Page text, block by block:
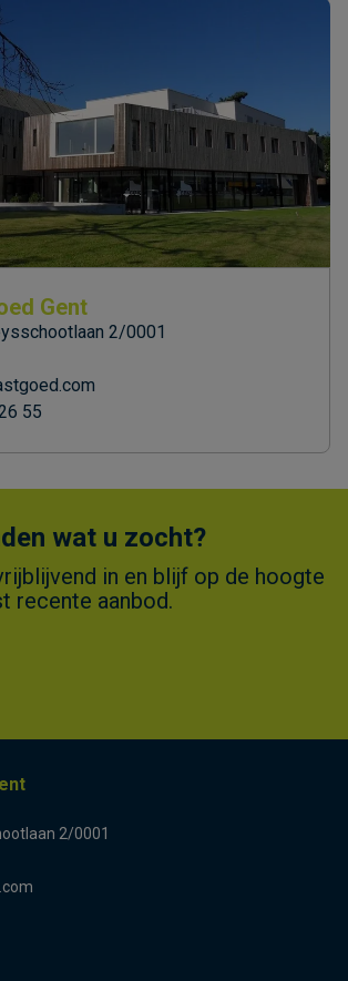
Gent
2/0001
55
wat u zocht?
in en blijf op de hoogte
recente aanbod.
2/0001